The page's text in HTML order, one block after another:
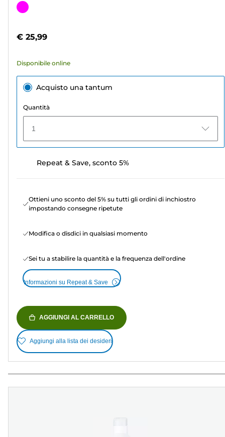
su
23
Cartuccia
€ 25,99
Disponibile online
Acquisto una tantum
Quantità
1
Repeat & Save, sconto 5%
Ottieni uno sconto del 5% su tutti gli ordini di inchiostro
impostando consegne ripetute
Modifica o disdici in qualsiasi momento
Sei tu a stabilire la quantità e la frequenza dell'ordine
Informazioni su Repeat & Save
AGGIUNGI AL CARRELLO
Aggiungi alla lista dei desideri